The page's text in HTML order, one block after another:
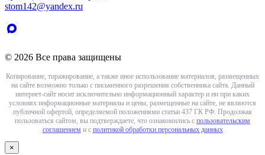
stom142@yandex.ru
© 2026 Все права защищены
Копирование, тиражирование, а также иное использование материалов, размещенных
на сайте возможно только с письменного разрешения собственника сайта. Данный
интернет-сайт носит исключительно информационный характер и ни при каких
условиях информационные материалы и цены, размещенные на сайте, не являются
публичной офертой, определяемой положениями статьи 437 ГК РФ. Продолжая
пользоваться сайтом, вы подтверждаете, что ознакомились с пользовательским
соглашением и с политикой обработки персональных данных
×